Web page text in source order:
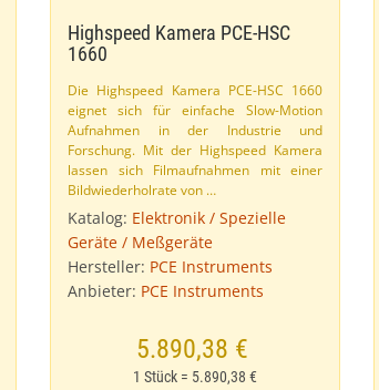
Highspeed Kamera PCE-​HSC
1660
Die Highspeed Kamera PCE-​HSC 1660
eignet sich für einfache Slow-​Motion
Aufnahmen in der Industrie und
Forschung. Mit der Highspeed Kamera
lassen sich Filmaufnahmen mit einer
Bildwiederholrate von …
Katalog: Elektronik / Spezielle
Geräte / Meßgeräte
Hersteller: PCE Instruments
Anbieter: PCE Instruments
5.890,38 €
1 Stück = 5.890,38 €